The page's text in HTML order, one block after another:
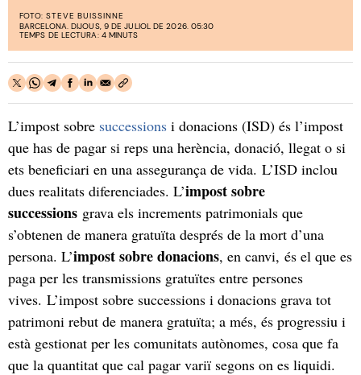
FOTO: STEVE BUISSINNE
BARCELONA. DIJOUS, 9 DE JULIOL DE 2026. 05:30
TEMPS DE LECTURA: 4 MINUTS
L’impost sobre successions i donacions (ISD) és l’impost
que has de pagar si reps una herència, donació, llegat o si
ets beneficiari en una assegurança de vida. L’ISD inclou
dues realitats diferenciades. L’impost sobre
successions grava els increments patrimonials que
s’obtenen de manera gratuïta després de la mort d’una
persona. L’impost sobre donacions, en canvi, és el que es
paga per les transmissions gratuïtes entre persones
vives. L’impost sobre successions i donacions grava tot
patrimoni rebut de manera gratuïta; a més, és progressiu i
està gestionat per les comunitats autònomes, cosa que fa
que la quantitat que cal pagar variï segons on es liquidi.